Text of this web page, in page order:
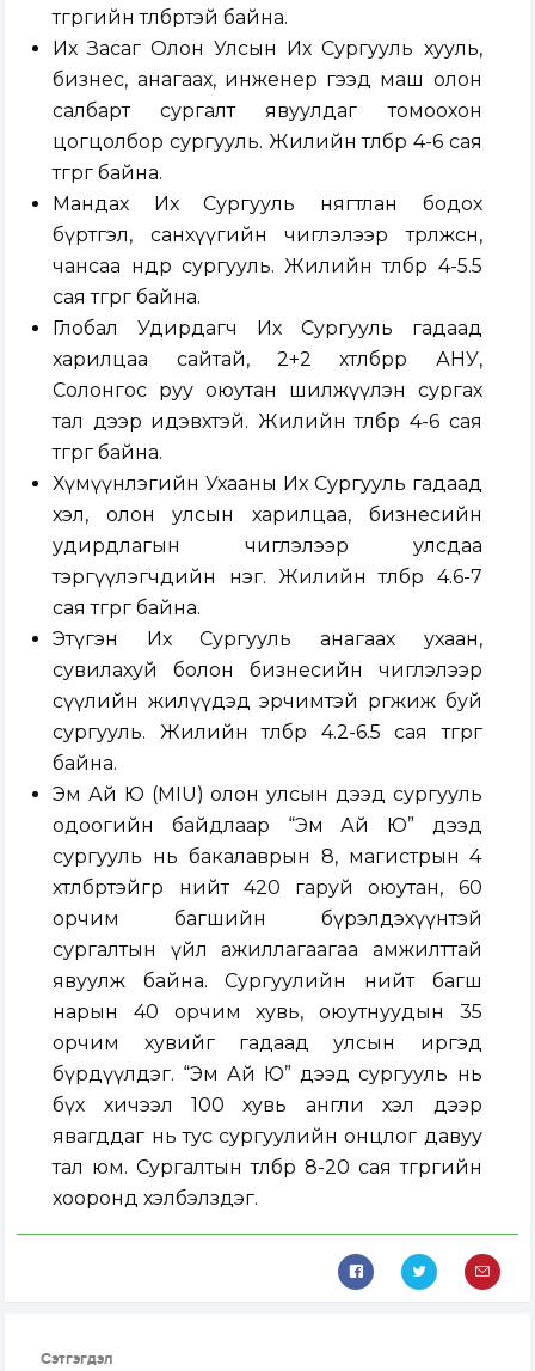
төгрөгийн төлбөртэй байна.
Их Засаг Олон Улсын Их Сургууль хууль,
бизнес, анагаах, инженер гээд маш олон
салбарт сургалт явуулдаг томоохон
цогцолбор сургууль. Жилийн төлбөр 4-6 сая
төгрөг байна.
Мандах Их Сургууль нягтлан бодох
бүртгэл, санхүүгийн чиглэлээр төрөлжсөн,
чансаа өндөр сургууль. Жилийн төлбөр 4-5.5
сая төгрөг байна.
Глобал Удирдагч Их Сургууль гадаад
харилцаа сайтай, 2+2 хөтөлбөрөөр АНУ,
Солонгос руу оюутан шилжүүлэн сургах
тал дээр идэвхтэй. Жилийн төлбөр 4-6 сая
төгрөг байна.
Хүмүүнлэгийн Ухааны Их Сургууль гадаад
хэл, олон улсын харилцаа, бизнесийн
удирдлагын чиглэлээр улсдаа
тэргүүлэгчдийн нэг. Жилийн төлбөр 4.6-7
сая төгрөг байна.
Этүгэн Их Сургууль анагаах ухаан,
сувилахуй болон бизнесийн чиглэлээр
сүүлийн жилүүдэд эрчимтэй өргөжиж буй
сургууль. Жилийн төлбөр 4.2-6.5 сая төгрөг
байна.
Эм Ай Ю (MIU) олон улсын дээд сургууль
одоогийн байдлаар “Эм Ай Ю” дээд
сургууль нь бакалаврын 8, магистрын 4
хөтөлбөртэйгөөр нийт 420 гаруй оюутан, 60
орчим багшийн бүрэлдэхүүнтэй
сургалтын үйл ажиллагаагаа амжилттай
явуулж байна. Сургуулийн нийт багш
нарын 40 орчим хувь, оюутнуудын 35
орчим хувийг гадаад улсын иргэд
бүрдүүлдэг. “Эм Ай Ю” дээд сургууль нь
бүх хичээл 100 хувь англи хэл дээр
явагддаг нь тус сургуулийн онцлог давуу
тал юм. Сургалтын төлбөр 8-20 сая төгрөгийн
хооронд хэлбэлздэг.
Сэтгэгдэл